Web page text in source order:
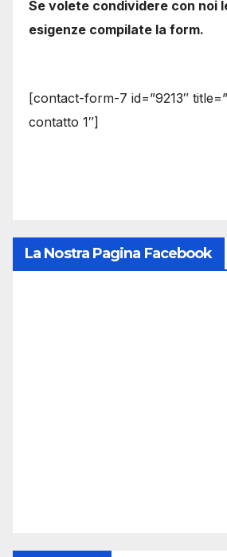
Se volete condividere con noi
esigenze compilate la form.
[contact-form-7 id=”9213″
contatto 1″]
La Nostra Pagina Facebook